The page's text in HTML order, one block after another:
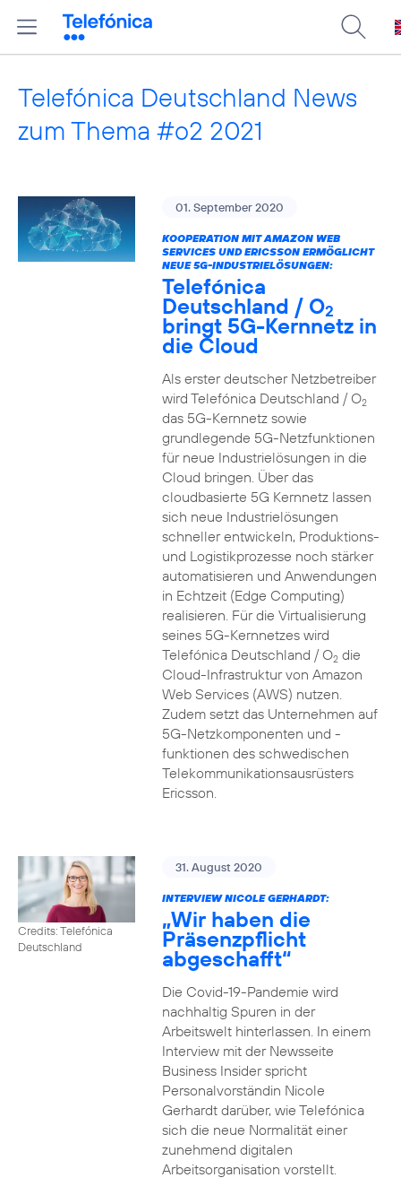
Telefónica Deutschland News
zum Thema #o2 2021
01. September 2020
KOOPERATION MIT AMAZON WEB
SERVICES UND ERICSSON ERMÖGLICHT
NEUE 5G-INDUSTRIELÖSUNGEN:
Telefónica
Deutschland / O2
bringt 5G-Kernnetz in
die Cloud
Als erster deutscher Netzbetreiber
wird Telefónica Deutschland / O2
das 5G-Kernnetz sowie
grundlegende 5G-Netzfunktionen
für neue Industrielösungen in die
Cloud bringen. Über das
cloudbasierte 5G Kernnetz lassen
sich neue Industrielösungen
schneller entwickeln, Produktions-
und Logistikprozesse noch stärker
automatisieren und Anwendungen
in Echtzeit (Edge Computing)
realisieren. Für die Virtualisierung
seines 5G-Kernnetzes wird
Telefónica Deutschland / O2die
Cloud-Infrastruktur von Amazon
Web Services (AWS) nutzen.
Zudem setzt das Unternehmen auf
5G-Netzkomponenten und -
funktionen des schwedischen
Telekommunikationsausrüsters
Ericsson.
Credits: Telefónica
Deutschland
31. August 2020
INTERVIEW NICOLE GERHARDT:
„Wir haben die
Präsenzpflicht
abgeschafft“
Die Covid-19-Pandemie wird
nachhaltig Spuren in der
Arbeitswelt hinterlassen. In einem
Interview mit der Newsseite
Business Insider spricht
Personalvorständin Nicole
Gerhardt darüber, wie Telefónica
sich die neue Normalität einer
zunehmend digitalen
Arbeitsorganisation vorstellt.